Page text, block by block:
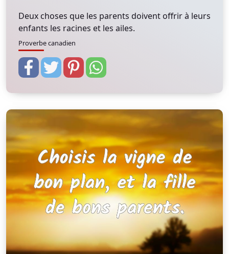
Deux choses que les parents doivent offrir à leurs
enfants les racines et les ailes.
Proverbe canadien